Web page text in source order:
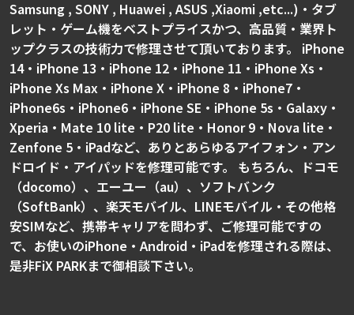
Samsung , SONY , Huawei , ASUS ,Xiaomi ,etc...)・タブ
レット・ゲーム機をベストプライスかつ、高品質・業界ト
ップクラスの技術力で修理させて頂いております。 iPhone
14・iPhone 13・iPhone 12・iPhone 11・iPhone Xs・
iPhone Xs Max・iPhone X・iPhone 8・iPhone7・
iPhone6s・iPhone6・iPhone SE・iPhone 5s・Galaxy・
Xperia・Mate 10 lite・P20 lite・Honor 9・Nova lite・
Zenfone 5・iPadなど、ありとあらゆるアイフォン・アン
ドロイド・アイパッドを修理可能です。 もちろん、ドコモ
（docomo）、エーユー（au）、ソフトバンク
（SoftBank）、楽天モバイル、LINEモバイル・その他格
安SIMなど、携帯キャリアを問わず、ご修理可能ですの
で、お使いのiPhone・Android・iPadを修理される際は、
是非FiX PARKまで御相談下さい。